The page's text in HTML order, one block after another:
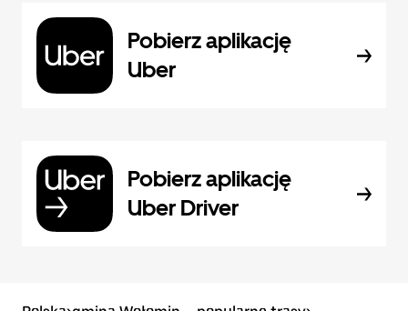
Pobierz aplikację
Uber
Pobierz aplikację
Uber Driver